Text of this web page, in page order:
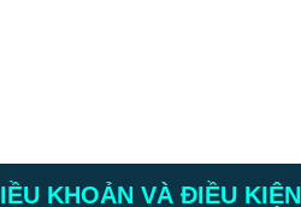
KHOẢN VÀ ĐIỀU KIỆN